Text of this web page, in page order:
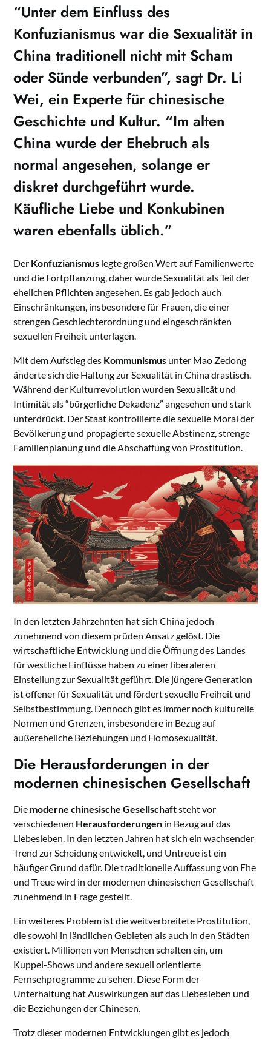
“Unter dem Einfluss des
Konfuzianismus war die Sexualität in
China traditionell nicht mit Scham
oder Sünde verbunden”, sagt Dr. Li
Wei, ein Experte für chinesische
Geschichte und Kultur. “Im alten
China wurde der Ehebruch als
normal angesehen, solange er
diskret durchgeführt wurde.
Käufliche Liebe und Konkubinen
waren ebenfalls üblich.”
Der Konfuzianismus legte großen Wert auf Familienwerte
und die Fortpflanzung, daher wurde Sexualität als Teil der
ehelichen Pflichten angesehen. Es gab jedoch auch
Einschränkungen, insbesondere für Frauen, die einer
strengen Geschlechterordnung und eingeschränkten
sexuellen Freiheit unterlagen.
Mit dem Aufstieg des Kommunismus unter Mao Zedong
änderte sich die Haltung zur Sexualität in China drastisch.
Während der Kulturrevolution wurden Sexualität und
Intimität als “bürgerliche Dekadenz” angesehen und stark
unterdrückt. Der Staat kontrollierte die sexuelle Moral der
Bevölkerung und propagierte sexuelle Abstinenz, strenge
Familienplanung und die Abschaffung von Prostitution.
In den letzten Jahrzehnten hat sich China jedoch
zunehmend von diesem prüden Ansatz gelöst. Die
wirtschaftliche Entwicklung und die Öffnung des Landes
für westliche Einflüsse haben zu einer liberaleren
Einstellung zur Sexualität geführt. Die jüngere Generation
ist offener für Sexualität und fördert sexuelle Freiheit und
Selbstbestimmung. Dennoch gibt es immer noch kulturelle
Normen und Grenzen, insbesondere in Bezug auf
außereheliche Beziehungen und Homosexualität.
Die Herausforderungen in der
modernen chinesischen Gesellschaft
Die moderne chinesische Gesellschaftsteht vor
verschiedenen Herausforderungen in Bezug auf das
Liebesleben. In den letzten Jahren hat sich ein wachsender
Trend zur Scheidung entwickelt, und Untreue ist ein
häufiger Grund dafür. Die traditionelle Auffassung von Ehe
und Treue wird in der modernen chinesischen Gesellschaft
zunehmend in Frage gestellt.
Ein weiteres Problem ist die weitverbreitete Prostitution,
die sowohl in ländlichen Gebieten als auch in den Städten
existiert. Millionen von Menschen schalten ein, um
Kuppel-Shows und andere sexuell orientierte
Fernsehprogramme zu sehen. Diese Form der
Unterhaltung hat Auswirkungen auf das Liebesleben und
die Beziehungen der Chinesen.
Trotz dieser modernen Entwicklungen gibt es jedoch